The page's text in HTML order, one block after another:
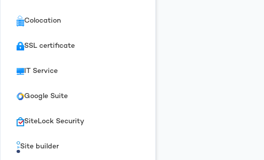
Colocation
SSL certificate
IT Service
Google Suite
SiteLock Security
Site builder